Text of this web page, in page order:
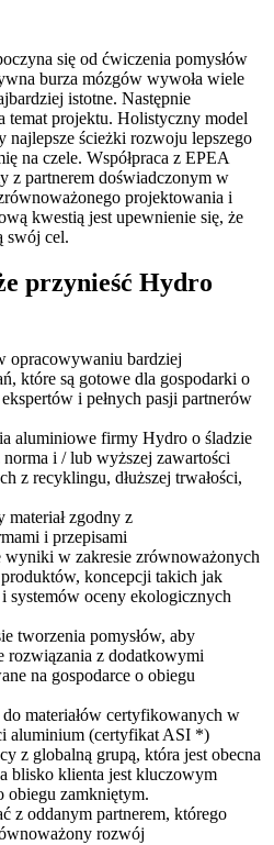
się od ćwiczenia pomysłów
burza mózgów wywoła wiele
istotne. Następnie
temat projektu. Holistyczny model
najlepsze ścieżki rozwoju lepszego
na czele. Współpraca z EPEA
z partnerem doświadczonym w
projektowania i
kwestią jest upewnienie się, że
swój cel.
przynieść Hydro
opracowywaniu bardziej
które są gotowe dla gospodarki o
i pełnych pasji partnerów
aluminiowe firmy Hydro o śladzie
i / lub wyższej zawartości
z recyklingu, dłuższej trwałości,
materiał zgodny z
i przepisami
wyniki w zakresie zrównoważonych
koncepcji takich jak
systemów oceny ekologicznych
tworzenia pomysłów, aby
rozwiązania z dodatkowymi
na gospodarce o obiegu
materiałów certyfikowanych w
aluminium (certyfikat ASI *)
z globalną grupą, która jest obecna
blisko klienta jest kluczowym
obiegu zamkniętym.
z oddanym partnerem, którego
rozwój